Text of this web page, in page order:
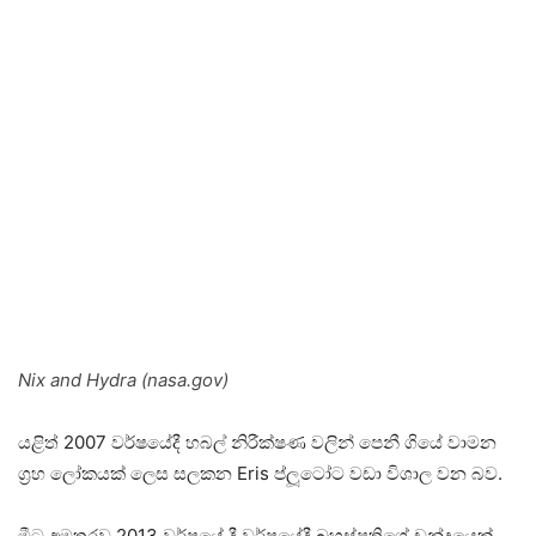
Nix and Hydra (nasa.gov)
යළිත් 2007 වර්ෂයේදී හබල් නිරීක්ෂණ වලින් පෙනී ගියේ වාමන
ග්‍රහ ලෝකයක් ලෙස සලකන Eris ප්ලූටෝට වඩා විශාල වන බව.